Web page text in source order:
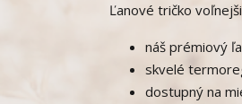
Ľanové tričko
náš prémiový
skvelé
dostupný na